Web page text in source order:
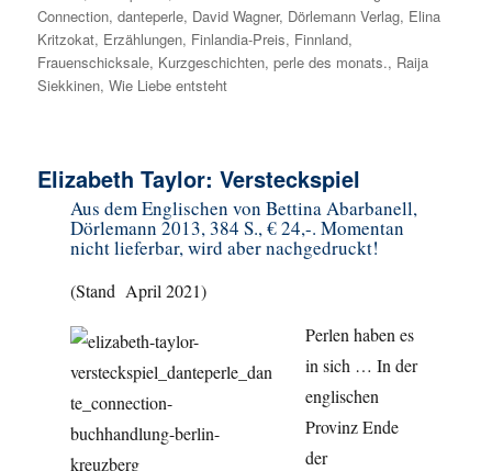
Connection,danteperle, David Wagner, Dörlemann Verlag, Elina
Kritzokat, Erzählungen, Finlandia-Preis, Finnland,
Frauenschicksale, Kurzgeschichten,perle des monats., Raija
Siekkinen,Wie Liebe entsteht
Elizabeth Taylor: Versteckspiel
Aus dem Englischen von Bettina Abarbanell,
Dörlemann 2013, 384 S., € 24,-. Momentan
nicht lieferbar, wird aber nachgedruckt!
(Stand April 2021)
Perlen haben es
in sich … In der
englischen
Provinz Ende
der